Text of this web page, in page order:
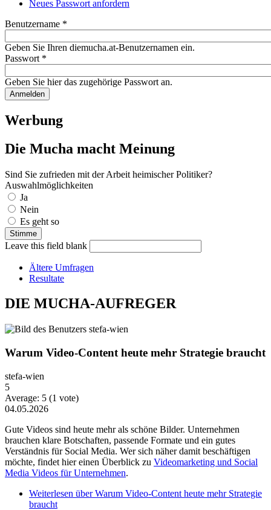
Neues Passwort anfordern
Benutzername *
Geben Sie Ihren diemucha.at-Benutzernamen ein.
Passwort *
Geben Sie hier das zugehörige Passwort an.
Werbung
Die Mucha macht Meinung
Sind Sie zufrieden mit der Arbeit heimischer Politiker?
Auswahlmöglichkeiten
Ja
Nein
Es geht so
Leave this field blank
Ältere Umfragen
Resultate
DIE MUCHA-AUFREGER
Warum Video-Content heute mehr Strategie braucht
stefa-wien
5
Average: 5 (1 vote)
04.05.2026
Gute Videos sind heute mehr als schöne Bilder. Unternehmen
brauchen klare Botschaften, passende Formate und ein gutes
Verständnis für Social Media. Wer sich näher damit beschäftigen
möchte, findet hier einen Überblick zu Videomarketing und Social
Media Videos für Unternehmen.
Weiterlesen über Warum Video-Content heute mehr Strategie
braucht